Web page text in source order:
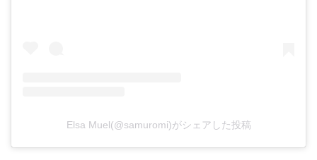
Elsa Muel(@samuromi)がシェアした投稿